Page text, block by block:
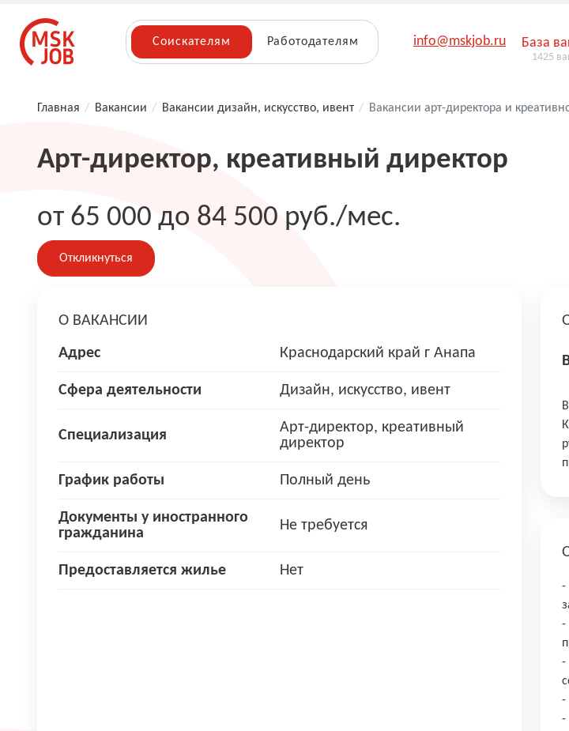
Соискателям Работодателям info@mskjob.ru База
1425
Главная / Вакансии / Вакансии дизайн, искусство, ивент / Вакансии арт-директора и
Арт-директор, креативный директор
от 65 000 до 84 500 руб./мес.
Откликнуться
О ВАКАНСИИ
Адрес Краснодарский край г Анапа
Сфера деятельности Дизайн, искусство, ивент
Специализация
Арт-директор, креативный
директор
График работы Полный день
Документы у иностранного
гражданина
Не требуется
Предоставляется жилье Нет
-
-
-
-
-